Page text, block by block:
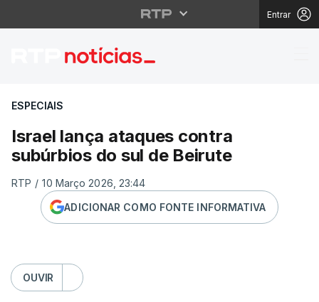
Entrar
Israel lança ataques
ESPECIAIS
Israel lança ataques contra
subúrbios do sul de Beirute
RTP / 10 Março 2026, 23:44
ADICIONAR COMO FONTE INFORMATIVA
OUVIR